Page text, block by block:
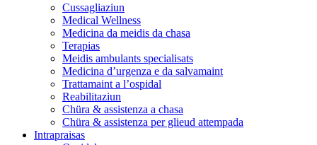
Cussagliaziun
Medical Wellness
Medicina da meidis da chasa
Terapias
Meidis ambulants specialisats
Medicina d’urgenza e da salvamaint
Trattamaint a l’ospidal
Reabilitaziun
Chüra & assistenza a chasa
Chüra & assistenza per glieud attempada
Intrapraisas